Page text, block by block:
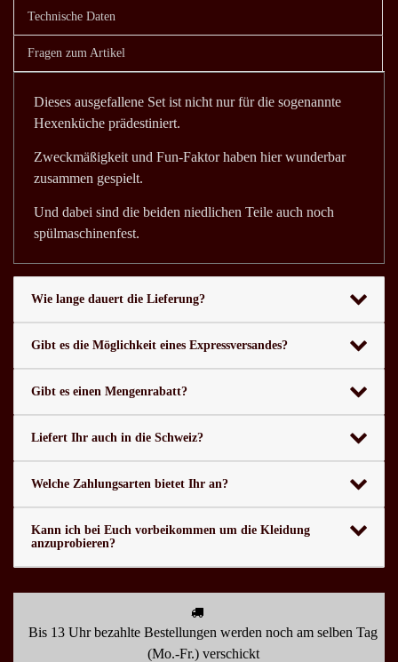
Technische Daten
Fragen zum Artikel
Dieses ausgefallene Set ist nicht nur für die sogenannte
Hexenküche prädestiniert.
Zweckmäßigkeit und Fun-Faktor haben hier wunderbar
zusammen gespielt.
Und dabei sind die beiden niedlichen Teile auch noch
spülmaschinenfest.
Wie lange dauert die Lieferung?
Gibt es die Möglichkeit eines Expressversandes?
Gibt es einen Mengenrabatt?
Liefert Ihr auch in die Schweiz?
Welche Zahlungsarten bietet Ihr an?
Kann ich bei Euch vorbeikommen um die Kleidung
anzuprobieren?
Bis 13 Uhr bezahlte Bestellungen werden noch am selben Tag
(Mo.-Fr.) verschickt